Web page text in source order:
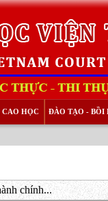
HỌC ĐÀO TẠO - BỒI
chính...